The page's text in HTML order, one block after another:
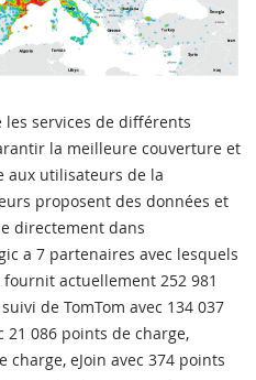
les services de différents
la meilleure couverture et
aux utilisateurs de la
proposent des données et
directement dans
a 7 partenaires avec lesquels
actuellement 252 981
de TomTom avec 134 037
21 086 points de charge,
charge, eJoin avec 374 points